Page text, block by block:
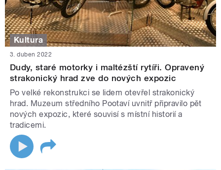
Kultura
3. duben 2022
Dudy, staré motorky i maltézští rytíři. Opravený
strakonický hrad zve do nových expozic
Po velké rekonstrukci se lidem otevřel strakonický
hrad. Muzeum středního Pootaví uvnitř připravilo pět
nových expozic, které souvisí s místní historií a
tradicemi.